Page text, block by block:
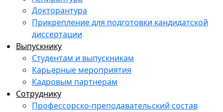
Докторантура
Прикрепление для подготовки кандидатской
диссертации
Выпускнику
Студентам и выпускникам
Карьерные мероприятия
Кадровым партнерам
Сотруднику
Профессорско-преподавательский состав